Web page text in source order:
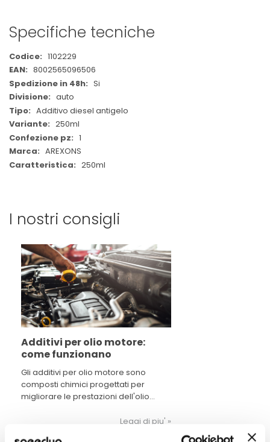
Specifiche tecniche
Maggiori
Informazioni
1102229
8002565096506
Si
auto
Additivo diesel antigelo
250ml
1
AREXONS
250ml
I nostri consigli
Additivi per olio motore:
come funzionano
Gli additivi per olio motore sono
composti chimici progettati per
migliorare le prestazioni dell'olio
Leggi di piu' »